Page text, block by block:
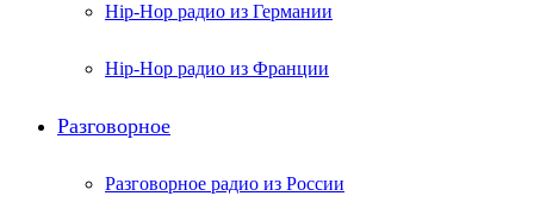
Hip-Hop радио из Германии
Hip-Hop радио из Франции
Разговорное
Разговорное радио из России